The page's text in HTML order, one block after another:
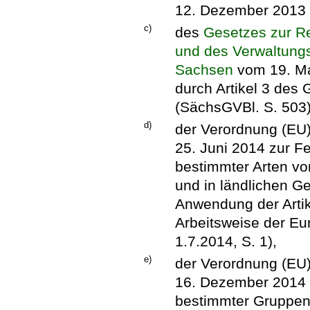
12. Dezember
c) des Gesetzes zur
und des
Sachsen vom 19.
durch Artikel 3 des
(SächsGVBl. S.
d)
der Verordnung
25. Juni 2014 zur
bestimmter Arten
und in ländlichen
Anwendung der
Arbeitsweise der
1.7.2014, S. 1),
e)
der Verordnung
16. Dezember
bestimmter